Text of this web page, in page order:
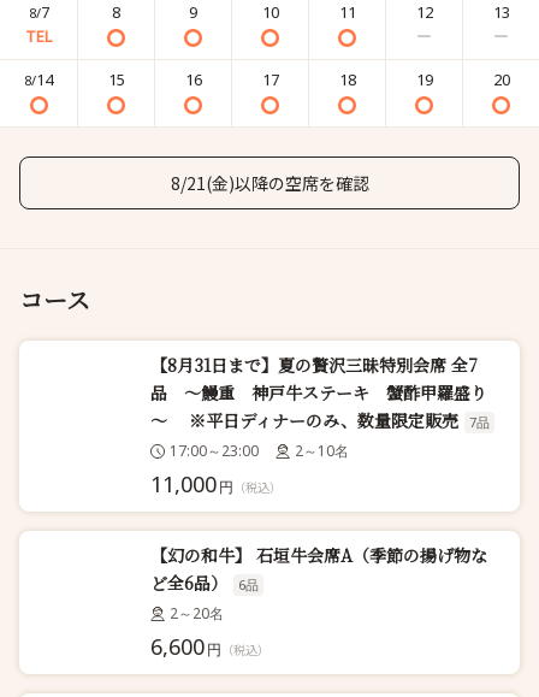
8/7 8 9 10 11 12 13
8/14 15 16 17 18 19 20
8/21(金)以降の空席を確認
コース
【8月31日まで】夏の贅沢三昧特別会席 全7
品 ～鰻重 神戸牛ステーキ 蟹酢甲羅盛り
～ ※平日ディナーのみ、数量限定販売 7品
17:00～23:00 2～10名
11,000円 （税込）
【幻の和牛】 石垣牛会席A（季節の揚げ物な
ど全6品）
6品
2～20名
6,600円 （税込）